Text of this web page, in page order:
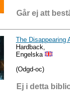
Går ej att
The Disappearing
Hardback,
Engelska
(Odgd-oc)
Ej i detta